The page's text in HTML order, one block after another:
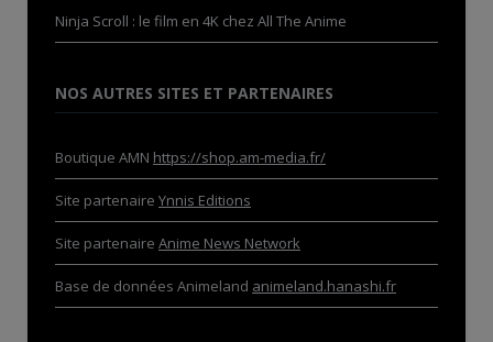
Ninja Scroll : le film en 4K chez All The Anime
NOS AUTRES SITES ET PARTENAIRES
Boutique AMN https://shop.am-media.fr/
Site partenaire Ynnis Editions
Site partenaire Anime News Network
Base de données Animeland animeland.hanashi.fr